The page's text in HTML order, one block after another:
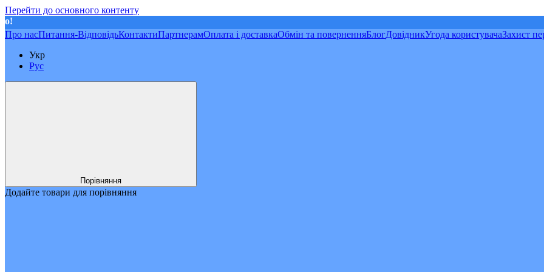
Перейти до основного контенту
Про насПитання-ВідповідьКонтактиПартнерамОплата і доставкаОбмін та поверненняБлогДовідникУгода користувачаЗахист
Укр
Рус
Порівняння
Додайте товари для порівняння